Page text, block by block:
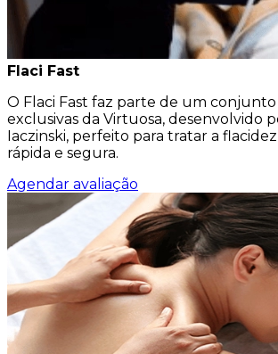
Flaci Fast
O Flaci Fast faz parte de um
exclusivas da Virtuosa, desenvolvido
Iaczinski, perfeito para tratar a
rápida e segura.
Agendar avaliação